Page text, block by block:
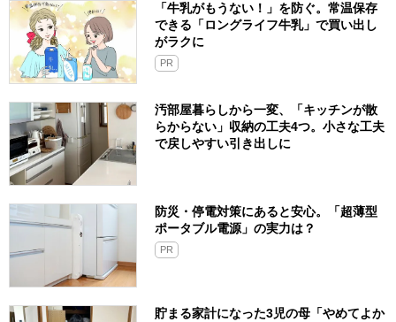
「牛乳がもうない！」を防ぐ。常温保存
できる「ロングライフ牛乳」で買い出し
がラクに
PR
汚部屋暮らしから一変、「キッチンが散
らからない」収納の工夫4つ。小さな工夫
で戻しやすい引き出しに
防災・停電対策にあると安心。「超薄型
ポータブル電源」の実力は？​
PR
貯まる家計になった3児の母「やめてよか